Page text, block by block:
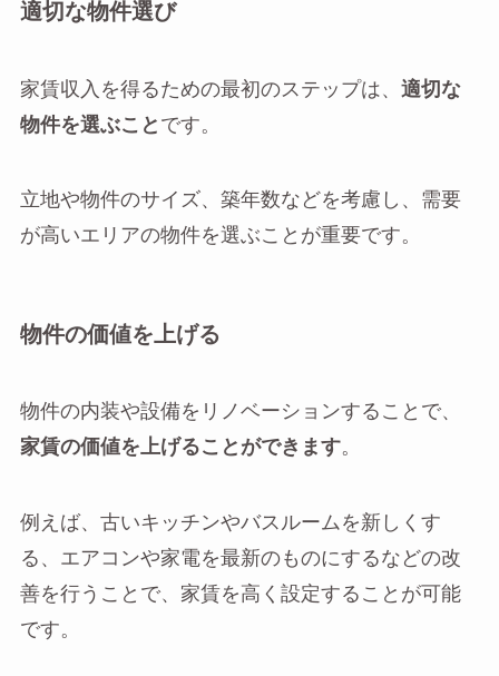
適切な物件選び
家賃収入を得るための最初のステップは、 適切な
物件を選ぶこと です。
立地や物件のサイズ、築年数などを考慮し、需要
が高いエリアの物件を選ぶことが重要です。
物件の価値を上げる
物件の内装や設備をリノベーションすることで、
家賃の価値を上げることができます。
例えば、古いキッチンやバスルームを新しくす
る、エアコンや家電を最新のものにするなどの改
善を行うことで、家賃を高く設定することが可能
です。